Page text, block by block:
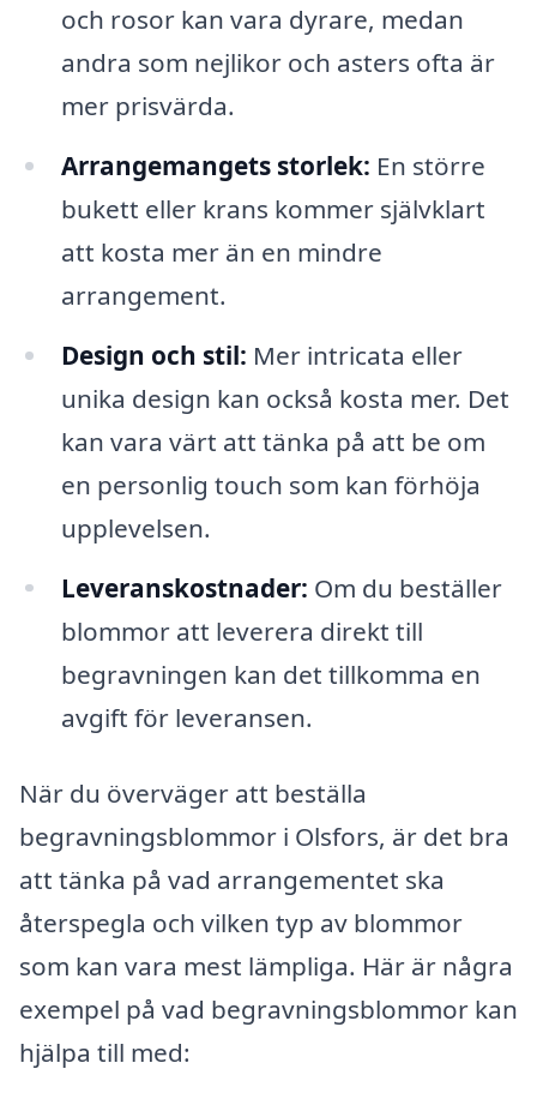
och rosor kan vara dyrare, medan
andra som nejlikor och asters ofta är
mer prisvärda.
Arrangemangets storlek: En större
bukett eller krans kommer självklart
att kosta mer än en mindre
arrangement.
Design och stil: Mer intricata eller
unika design kan också kosta mer. Det
kan vara värt att tänka på att be om
en personlig touch som kan förhöja
upplevelsen.
Leveranskostnader: Om du beställer
blommor att leverera direkt till
begravningen kan det tillkomma en
avgift för leveransen.
När du överväger att beställa
begravningsblommor i Olsfors, är det bra
att tänka på vad arrangementet ska
återspegla och vilken typ av blommor
som kan vara mest lämpliga. Här är några
exempel på vad begravningsblommor kan
hjälpa till med: